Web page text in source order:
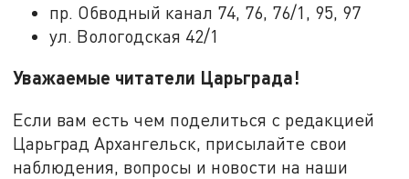
пр. Обводный канал 74, 76, 76/1, 95, 97
ул. Вологодская 42/1
Уважаемые читатели Царьграда!
Если вам есть чем поделиться с редакцией
Царьград Архангельск, присылайте свои
наблюдения, вопросы и новости на наши